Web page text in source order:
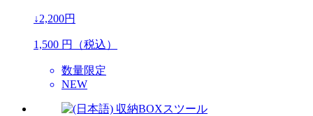
↓2,200円
1,500 円（税込）
数量限定
NEW